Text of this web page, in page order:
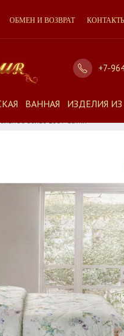
ОБМЕН И ВОЗВРАТ
+7-
ВАННАЯ ИЗДЕЛИЯ
Белье 2337 Сатин